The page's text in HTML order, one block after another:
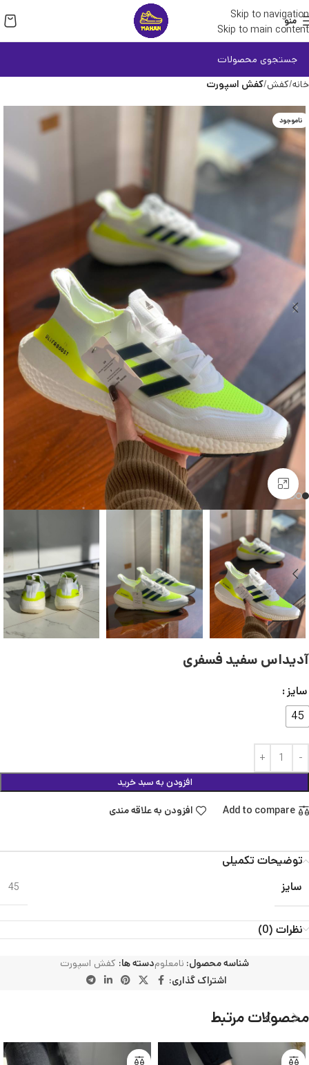
Skip to navigation
Skip to main content
منو
خانه کفش کفش اسپورت
ناموجود
بزرگنمایی تصویر
آدیداس سفید فسفری
سایز
45
افزودن به سبد خرید
Add to compare افزودن به علاقه مندی
توضیحات تکمیلی
سایز
45
نظرات (0)
شناسه محصول: نامعلومدسته ها: کفش اسپورت
اشتراک گذاری:
محصولات مرتبط